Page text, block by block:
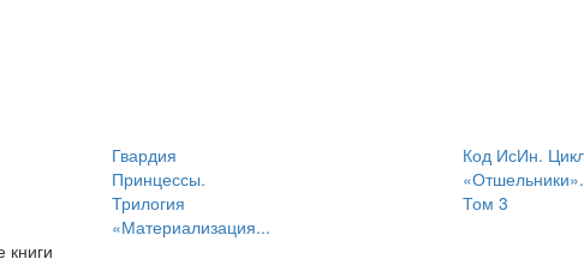
Гвардия
Принцессы.
Трилогия
«Материализация...
Код ИсИн.
«Отшельники».
Том 3
книги